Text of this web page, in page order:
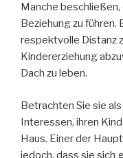
Manche
Beziehung zu führen.
respektvolle Distanz
Kindererziehung
Dach zu leben.
Betrachten Sie sie
Interessen, ihren
Haus. Einer der
jedoch, dass sie sich